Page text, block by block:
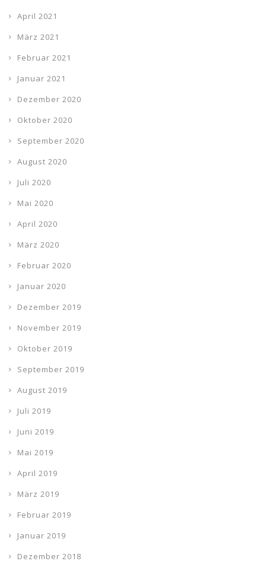
April 2021
März 2021
Februar 2021
Januar 2021
Dezember 2020
Oktober 2020
September 2020
August 2020
Juli 2020
Mai 2020
April 2020
März 2020
Februar 2020
Januar 2020
Dezember 2019
November 2019
Oktober 2019
September 2019
August 2019
Juli 2019
Juni 2019
Mai 2019
April 2019
März 2019
Februar 2019
Januar 2019
Dezember 2018